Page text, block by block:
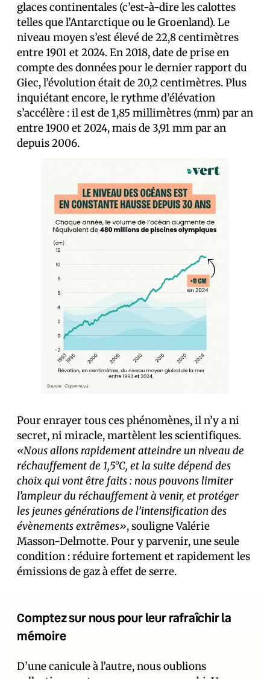
glaces continentales (c’est-à-dire les calottes
telles que l’Antarctique ou le Groenland). Le
niveau moyen s’est élevé de 22,8 centimètres
entre 1901 et 2024. En 2018, date de prise en
compte des données pour le dernier rapport du
Giec, l’évolution était de 20,2 centimètres. Plus
inquiétant encore, le rythme d’élévation
s’accélère : il est de 1,85 millimètres (mm) par an
entre 1900 et 2024, mais de 3,91 mm par an
depuis 2006.
Pour enrayer tous ces phénomènes, il n’y a ni
secret, ni miracle, martèlent les scientifiques.
«Nous allons rapidement atteindre un niveau de
réchauffement de 1,5°C, et la suite dépend des
choix qui vont être faits : nous pouvons limiter
l’ampleur du réchauffement à venir, et protéger
les jeunes générations de l’intensification des
évènements extrêmes», souligne Valérie
Masson-Delmotte. Pour y parvenir, une seule
condition : réduire fortement et rapidement les
émissions de gaz à effet de serre.
Comptez sur nous pour leur rafraîchir la
mémoire
D’une canicule à l’autre, nous oublions